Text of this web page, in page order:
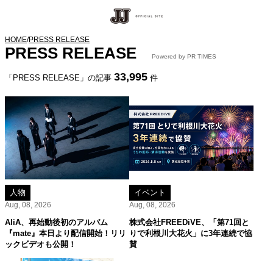
HOME/PRESS RELEASE
PRESS RELEASE Powered by PR TIMES
「PRESS RELEASE」の記事 33,995 件
人物
Aug, 08, 2026
AliA、再始動後初のアルバム
『mate』本日より配信開始！リリ
ックビデオも公開！
イベント
Aug, 08, 2026
株式会社FREEDiVE、「第71回と
りで利根川大花火」に3年連続で協
賛